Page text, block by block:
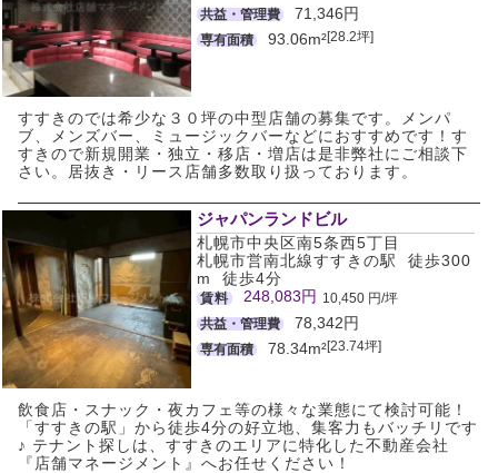
共益・管理費
71,346円
専有面積 93.06m²[28.2坪]
すすきのでは希少な３０坪の中型店舗の募集です。メンパ
ブ、メンズバー、ミュージックバーなどにおすすめです！す
すきので新規開業・独立・移店・増店は是非弊社にご相談下
さい。居抜き・リース店舗多数取り扱っております。
ジャパンランドビル
札幌市中央区南5条西5丁目
札幌市営南北線すすきの駅 徒歩300
m 徒歩4分
賃料 248,083円 10,450 円/坪
共益・管理費
78,342円
専有面積 78.34m²[23.74坪]
飲食店・スナック・夜カフェ等の様々な業態にて検討可能！
「すすきの駅」から徒歩4分の好立地、集客力もバッチリです
♪ テナント探しは、すすきのエリアに特化した不動産会社
『店舗マネージメント』へお任せください！